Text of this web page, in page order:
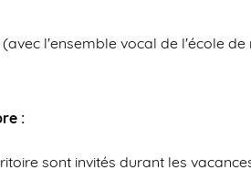
l'ensemble vocal de l'école de
:
sont invités durant les